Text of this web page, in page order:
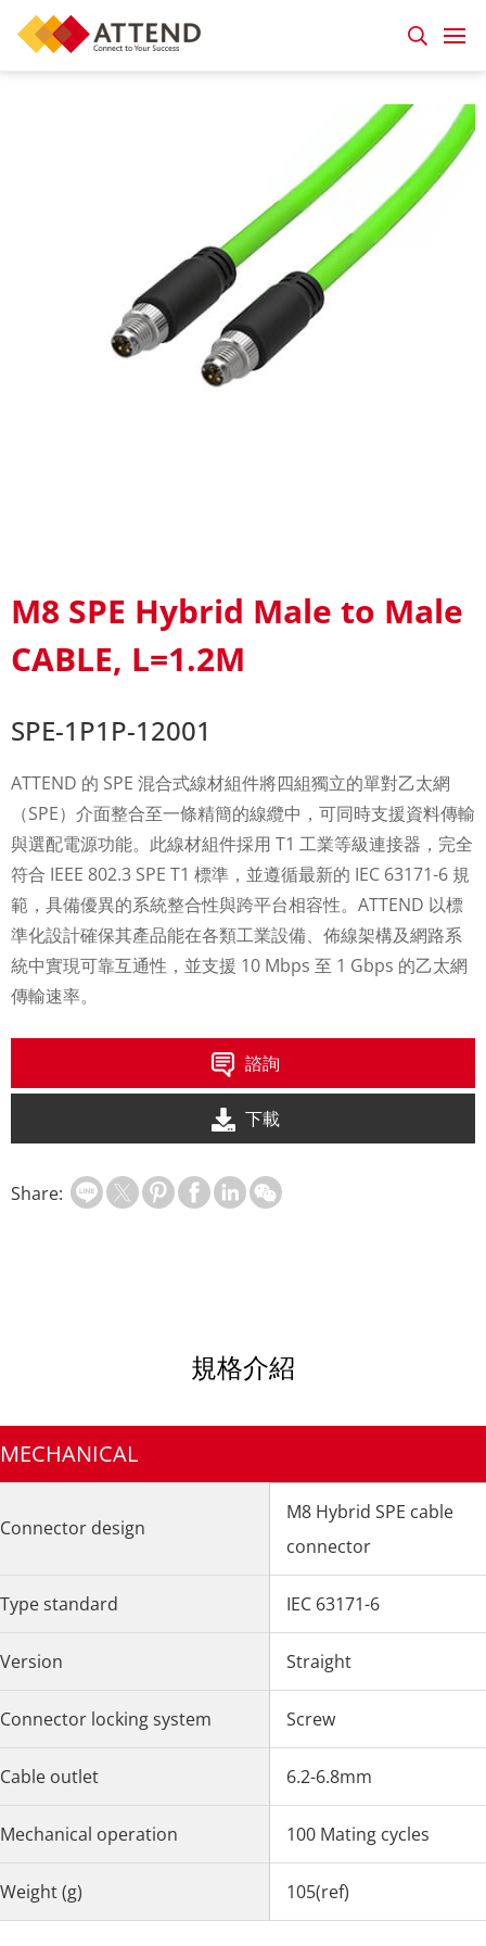
M8 SPE Hybrid Male to Male
CABLE, L=1.2M
SPE-1P1P-12001
ATTEND 的 SPE 混合式線材組件將四組獨立的單對乙太網
（SPE）介面整合至一條精簡的線纜中，可同時支援資料傳輸
與選配電源功能。此線材組件採用 T1 工業等級連接器，完全
符合 IEEE 802.3 SPE T1 標準，並遵循最新的 IEC 63171-6 規
範，具備優異的系統整合性與跨平台相容性。ATTEND 以標
準化設計確保其產品能在各類工業設備、佈線架構及網路系
統中實現可靠互通性，並支援 10 Mbps 至 1 Gbps 的乙太網
傳輸速率。
諮詢
下載
Share:
規格介紹
MECHANICAL
Connector design
M8 Hybrid SPE cable
connector
Type standard IEC 63171-6
Version Straight
Connector locking system Screw
Cable outlet 6.2-6.8mm
Mechanical operation 100 Mating cycles
Weight (g) 105(ref)